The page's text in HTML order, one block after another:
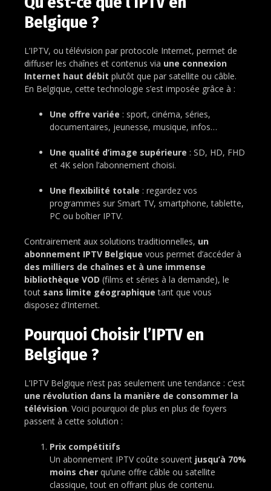
Belgique ?
L’IPTV, ou télévision par protocole Internet, permet de
diffuser les chaînes et contenus via une connexion
Internet haut débit plutôt que par satellite ou câble.
En Belgique, cette technologie s’est imposée grâce à :
Une offre variée : sport, cinéma, séries,
documentaires, jeunesse, musique, infos…
Une qualité d’image supérieure : SD, HD, FHD
et 4K selon l’abonnement choisi.
Une flexibilité totale : regardez vos
programmes sur Smart TV, smartphone, tablette,
PC ou boîtier IPTV.
Contrairement aux solutions traditionnelles, un
abonnement IPTV Belgique vous permet d’accéder à
des milliers de chaînes et à une immense
bibliothèque VOD (films et séries à la demande), le
tout sans limite géographique tant que vous
disposez d’Internet.
Pourquoi Choisir l’IPTV en
Belgique ?
L’IPTV Belgique n’est pas seulement une tendance : c’est
une révolution dans la manière de consommer la
télévision. Voici pourquoi de plus en plus de foyers
passent à cette solution :
Prix compétitifs
Un abonnement IPTV coûte souvent jusqu’à 70%
moins cher qu’une offre câble ou satellite
classique, tout en offrant plus de contenu.